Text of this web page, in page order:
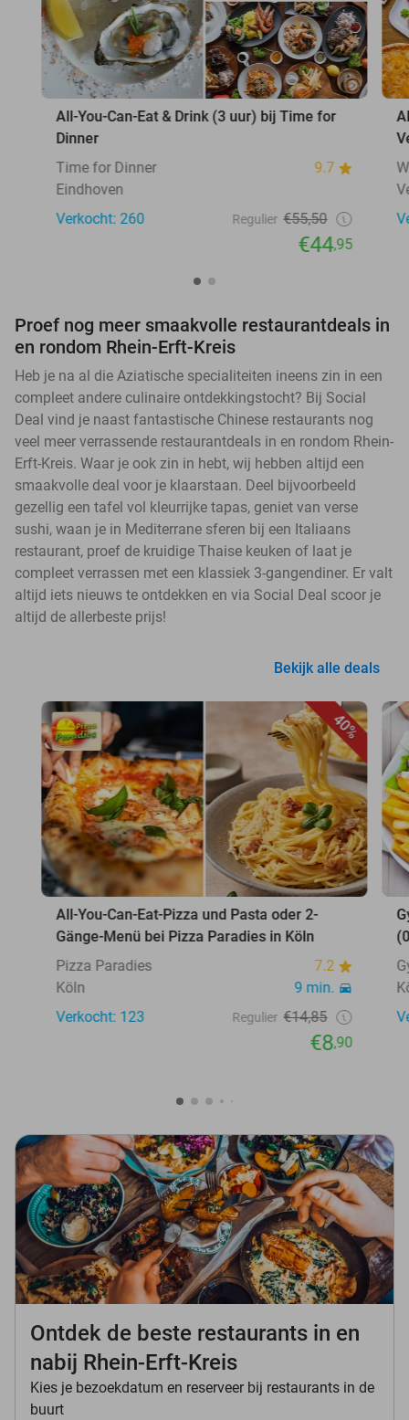
All-You-Can-Eat & Drink (3 uur) bij Time for
Dinner
Time for Dinner
9.7
Eindhoven
Verkocht: 260
Regulier €55,50
€44,95
Proef nog meer smaakvolle restaurantdeals in
en rondom Rhein-Erft-Kreis
Heb je na al die Aziatische specialiteiten ineens zin in een
compleet andere culinaire ontdekkingstocht? Bij Social
Deal vind je naast fantastische Chinese restaurants nog
veel meer verrassende restaurantdeals in en rondom Rhein-
Erft-Kreis. Waar je ook zin in hebt, wij hebben altijd een
smaakvolle deal voor je klaarstaan. Deel bijvoorbeeld
gezellig een tafel vol kleurrijke tapas, geniet van verse
sushi, waan je in Mediterrane sferen bij een Italiaans
restaurant, proef de kruidige Thaise keuken of laat je
compleet verrassen met een klassiek 3-gangendiner. Er valt
altijd iets nieuws te ontdekken en via Social Deal scoor je
altijd de allerbeste prijs!
Bekijk alle deals
40%
All-You-Can-Eat-Pizza und Pasta oder 2-
Gänge-Menü bei Pizza Paradies in Köln
Pizza Paradies
7.2
Köln
9 min.
Verkocht: 123
Regulier €14,85
€8,90
Ontdek de beste restaurants in en
nabij Rhein-Erft-Kreis
Kies je bezoekdatum en reserveer bij restaurants in de
buurt